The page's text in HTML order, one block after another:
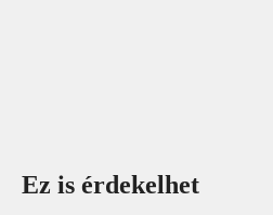
Ez is érdekelhet